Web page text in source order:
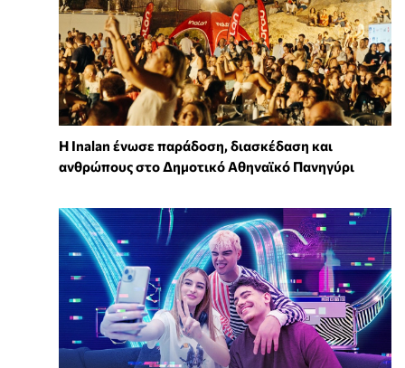
Η Inalan ένωσε παράδοση, διασκέδαση και
ανθρώπους στο Δημοτικό Αθηναϊκό Πανηγύρι